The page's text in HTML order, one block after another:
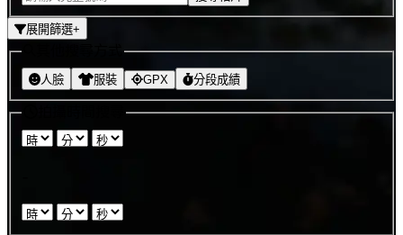
展開篩選+
人臉 服裝 GPX 分段成績